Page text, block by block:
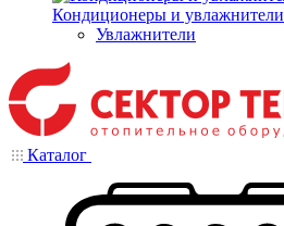
Кондиционеры и увлажнители
Увлажнители
Каталог